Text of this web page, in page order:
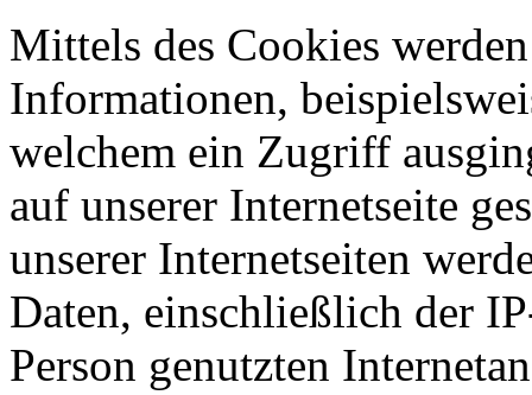
Mittels des Cookies
Informationen,
welchem ein Zugriff
auf unserer Internetseite
unserer Internetseiten
Daten, einschließlich der
Person genutzten